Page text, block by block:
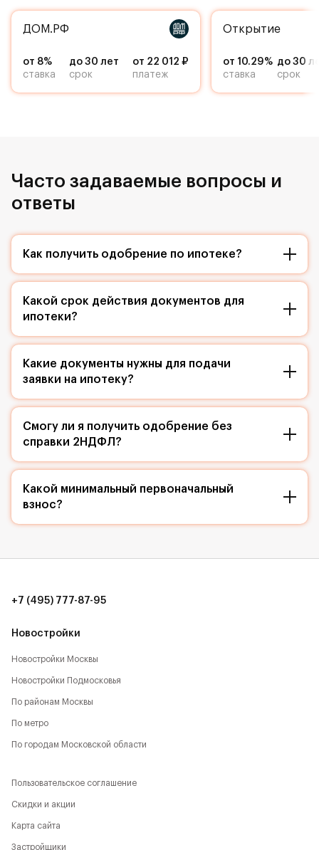
ДОМ.РФ
от 8%
ставка
до 30 лет
срок
от 22 012 ₽
платеж
Открытие
от 10.29%
ставка
до 30
срок
Часто задаваемые вопросы и
ответы
Как получить одобрение по ипотеке?
Какой срок действия документов для
ипотеки?
Какие документы нужны для подачи
заявки на ипотеку?
Смогу ли я получить одобрение без
справки 2НДФЛ?
Какой минимальный первоначальный
взнос?
Новостройки
Новостройки Москвы
Новостройки Подмосковья
По районам Москвы
По метро
По городам Московской области
+7 (495) 777-87-95
Пользовательское соглашение
Скидки и акции
Карта сайта
Застройщики